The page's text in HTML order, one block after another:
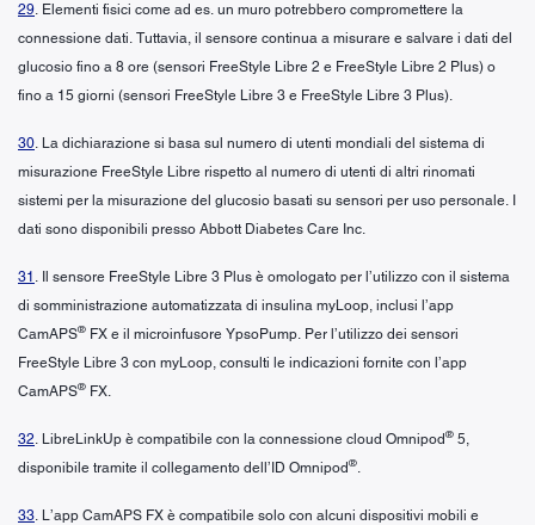
29. Elementi fisici come ad es. un muro potrebbero compromettere la
connessione dati. Tuttavia, il sensore continua a misurare e salvare i dati del
glucosio fino a 8 ore (sensori FreeStyle Libre 2 e FreeStyle Libre 2 Plus) o
fino a 15 giorni (sensori FreeStyle Libre 3 e FreeStyle Libre 3 Plus).
30. La dichiarazione si basa sul numero di utenti mondiali del sistema di
misurazione FreeStyle Libre rispetto al numero di utenti di altri rinomati
sistemi per la misurazione del glucosio basati su sensori per uso personale. I
dati sono disponibili presso Abbott Diabetes Care Inc.
31 . Il sensore FreeStyle Libre 3 Plus è omologato per l’utilizzo con il sistema
di somministrazione automatizzata di insulina myLoop, inclusi l’app
CamAPS® FX e il microinfusore YpsoPump. Per l’utilizzo dei sensori
FreeStyle Libre 3 con myLoop, consulti le indicazioni fornite con l’app
CamAPS® FX.
32. LibreLinkUp è compatibile con la connessione cloud Omnipod® 5,
disponibile tramite il collegamento dell’ID Omnipod®.
33. L’app CamAPS FX è compatibile solo con alcuni dispositivi mobili e